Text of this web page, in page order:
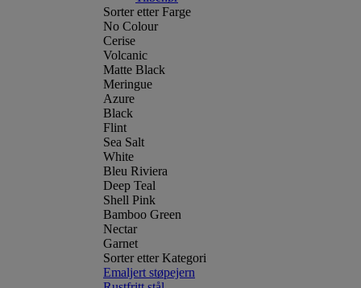
Sorter etter Farge
No Colour
Cerise
Volcanic
Matte Black
Meringue
Azure
Black
Flint
Sea Salt
White
Bleu Riviera
Deep Teal
Shell Pink
Bamboo Green
Nectar
Garnet
Sorter etter Kategori
Emaljert støpejern